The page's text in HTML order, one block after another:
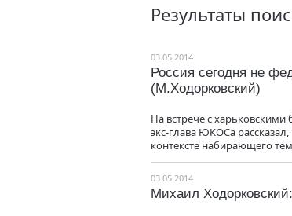
Результаты
03.05.2014
Россия сегодня не
(М.Ходорковский)
На встрече с харьковскими
экс-глава ЮКОСа
контексте набирающего
03.05.2014
Михаил